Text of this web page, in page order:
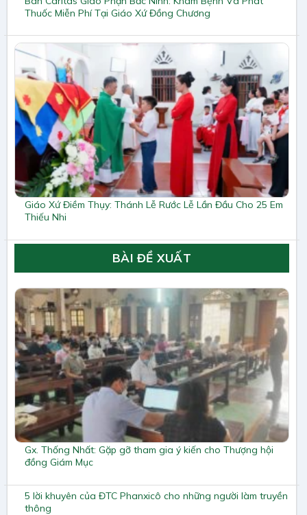
Thuốc Miễn Phí Tại Giáo Xứ Đồng Chương
Giáo Xứ Điềm Thụy: Thánh Lễ Rước Lễ Lần Đầu Cho 25 Em
Thiếu Nhi
BÀI ĐỀ XUẤT
Gx. Thống Nhất: Gặp gỡ tham gia ý kiến cho Thượng hội
đồng Giám Mục
5 lời khuyên của ĐTC Phanxicô cho những người làm truyền
thông